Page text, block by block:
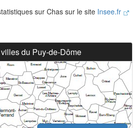
sur Chas sur le site Insee.fr
du Puy-de-Dôme